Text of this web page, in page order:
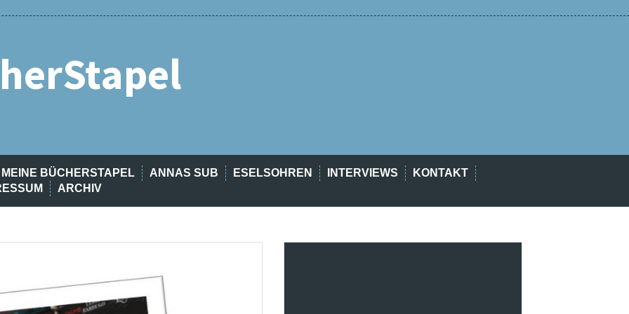
MEINE BÜCHERSTAPEL ANNAS SUB ESELSOHREN INTERVIEWS
KONTAKT
ARCHIV